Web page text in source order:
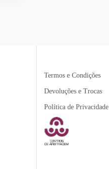
Termos e Condições
Devoluções e Trocas
Política de Privacidade